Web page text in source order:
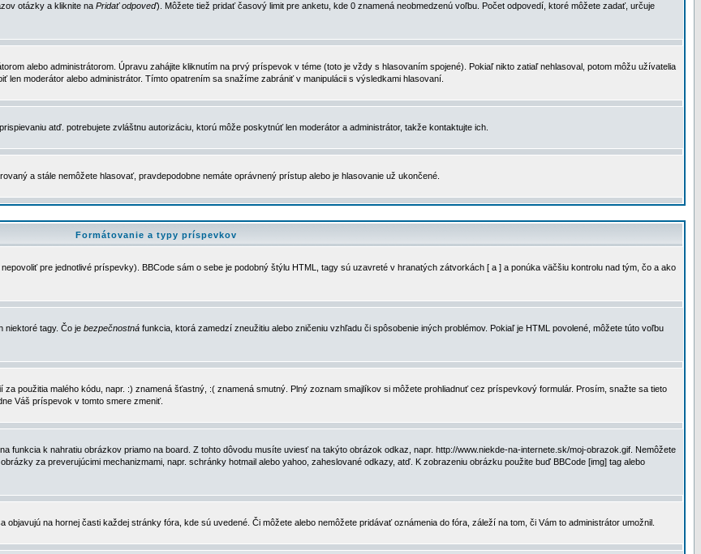
otázky a kliknite na Pridať odpoveď). Môžete tiež pridať časový limit pre anketu, kde 0 znamená neobmedzenú voľbu. Počet odpovedí, ktoré môžete zadať, určuje
alebo administrátorom. Úpravu zahájite kliknutím na prvý príspevok v téme (toto je vždy s hlasovaním spojené). Pokiaľ nikto zatiaľ nehlasoval, potom môžu užívatelia
moderátor alebo administrátor. Tímto opatrením sa snažíme zabrániť v manipulácii s výsledkami hlasovaní.
atď. potrebujete zvláštnu autorizáciu, ktorú môže poskytnúť len moderátor a administrátor, takže kontaktujte ich.
a stále nemôžete hlasovať, pravdepodobne nemáte oprávnený prístup alebo je hlasovanie už ukončené.
Formátovanie a typy príspevkov
pre jednotlivé príspevky). BBCode sám o sebe je podobný štýlu HTML, tagy sú uzavreté v hranatých zátvorkách [ a ] a ponúka väčšiu kontrolu nad tým, čo a ako
niektoré tagy. Čo je bezpečnostná funkcia, ktorá zamedzí zneužitiu alebo zničeniu vzhľadu či spôsobenie iných problémov. Pokiaľ je HTML povolené, môžete túto voľbu
použitia malého kódu, napr. :) znamená šťastný, :( znamená smutný. Plný zoznam smajlíkov si môžete prohliadnuť cez príspevkový formulár. Prosím, snažte sa tieto
Váš príspevok v tomto smere zmeniť.
k nahratiu obrázkov priamo na board. Z tohto dôvodu musíte uviesť na takýto obrázok odkaz, napr. http://www.niekde-na-internete.sk/moj-obrazok.gif. Nemôžete
za preverujúcimi mechanizmami, napr. schránky hotmail alebo yahoo, zaheslované odkazy, atď. K zobrazeniu obrázku použite buď BBCode [img] tag alebo
na hornej časti každej stránky fóra, kde sú uvedené. Či môžete alebo nemôžete pridávať oznámenia do fóra, záleží na tom, či Vám to administrátor umožnil.